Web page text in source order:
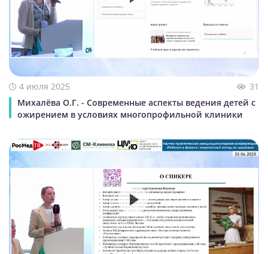
4 июля 2025
31
Михалёва О.Г. - Современные аспекты ведения детей с
ожирением в условиях многопрофильной клиники